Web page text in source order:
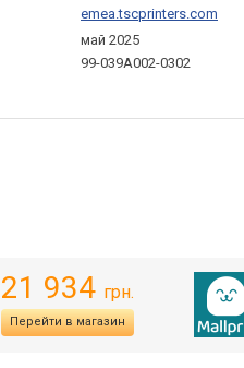
emea.tscprinters.com
май 2025
99-039A002-0302
21 934 грн.
Перейти в магазин